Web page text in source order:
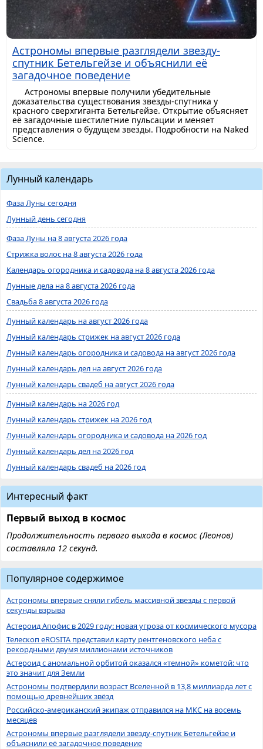
Астрономы впервые разглядели звезду-
спутник Бетельгейзе и объяснили её
загадочное поведение
Астрономы впервые получили убедительные
доказательства существования звезды-спутника у
красного сверхгиганта Бетельгейзе. Открытие объясняет
её загадочные шестилетние пульсации и меняет
представления о будущем звезды. Подробности на Naked
Science.
Лунный календарь
Фаза Луны сегодня
Лунный день сегодня
Фаза Луны на 8 августа 2026 года
Стрижка волос на 8 августа 2026 года
Календарь огородника и садовода на 8 августа 2026 года
Лунные дела на 8 августа 2026 года
Свадьба 8 августа 2026 года
Лунный календарь на август 2026 года
Лунный календарь стрижек на август 2026 года
Лунный календарь огородника и садовода на август 2026 года
Лунный календарь дел на август 2026 года
Лунный календарь свадеб на август 2026 года
Лунный календарь на 2026 год
Лунный календарь стрижек на 2026 год
Лунный календарь огородника и садовода на 2026 год
Лунный календарь дел на 2026 год
Лунный календарь свадеб на 2026 год
Интересный факт
Первый выход в космос
Продолжительность первого выхода в космос (Леонов)
составляла 12 секунд.
Популярное содержимое
Астрономы впервые сняли гибель массивной звезды с первой
секунды взрыва
Астероид Апофис в 2029 году: новая угроза от космического мусора
Телескоп eROSITA представил карту рентгеновского неба с
рекордными двумя миллионами источников
Астероид с аномальной орбитой оказался «темной» кометой: что
это значит для Земли
Астрономы подтвердили возраст Вселенной в 13,8 миллиарда лет с
помощью древнейших звёзд
Российско-американский экипаж отправился на МКС на восемь
месяцев
Астрономы впервые разглядели звезду-спутник Бетельгейзе и
объяснили её загадочное поведение